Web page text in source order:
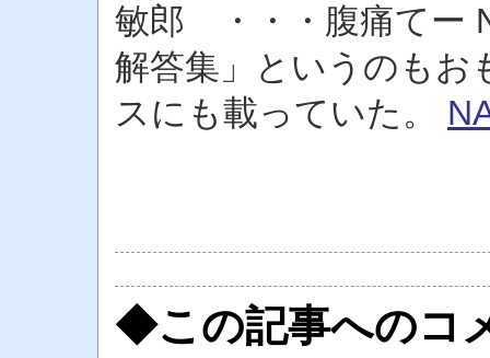
敏郎 ・・・腹痛てー
解答集」というのもお
スにも載っていた。
◆この記事へのコ